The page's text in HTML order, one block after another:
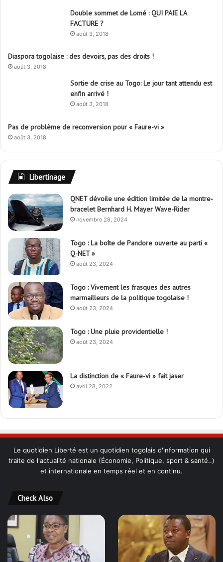
Double sommet de Lomé : QUI PAIE LA
FACTURE ?
août 3, 2018
Diaspora togolaise : des devoirs, pas des droits !
août 3, 2018
Sortie de crise au Togo: Le jour tant attendu est
enfin arrivé !
août 3, 2018
Pas de problème de reconversion pour « Faure-vi »
août 3, 2018
Libertinage
QNET dévoile une édition limitée de la montre-
bracelet Bernhard H. Mayer Wave-Rider
novembre 28, 2024
Togo : La boîte de Pandore ouverte au parti «
Q-NET »
août 23, 2024
Togo : Vivement les frasques des autres
marmailleurs de la politique togolaise !
août 23, 2024
Togo : Une pluie providentielle !
août 23, 2024
La distinction de « Faure-vi » fait jaser
avril 28, 2022
Le quotidien Liberté est un quotidien togolais d'information qui
traite de l'actualité nationale (Économie, Politique, sport & santé..)
et internationale en temps réel et en continu.
Check Also